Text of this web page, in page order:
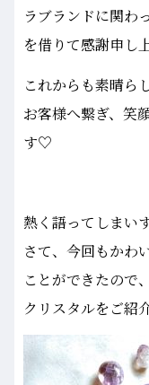
ラブランドに関わ
を借りて感謝申し
これからも素晴ら
お客様へ繋ぎ、笑
す♡
熱く語ってしまい
さて、今回もかわ
ことができたので
クリスタルをご紹